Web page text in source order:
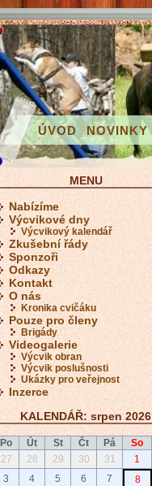
ÚVOD NOVINKY
MENU
Nabízíme
Výcvikové dny
Výcvikový kalendář
Zkušební řády
Sponzoři
Odkazy
Kontakt
O nás
Kronika cvičáku
Pouze pro členy
Brigády
Videogalerie
Výcvik obran
Výcvik poslušnosti
Ukázky pro veřejnost
Inzerce
KALENDÁŘ: srpen 2026
Po Út St Čt Pá So
27
28 29 30 31 1
3
4 5 6 7 8